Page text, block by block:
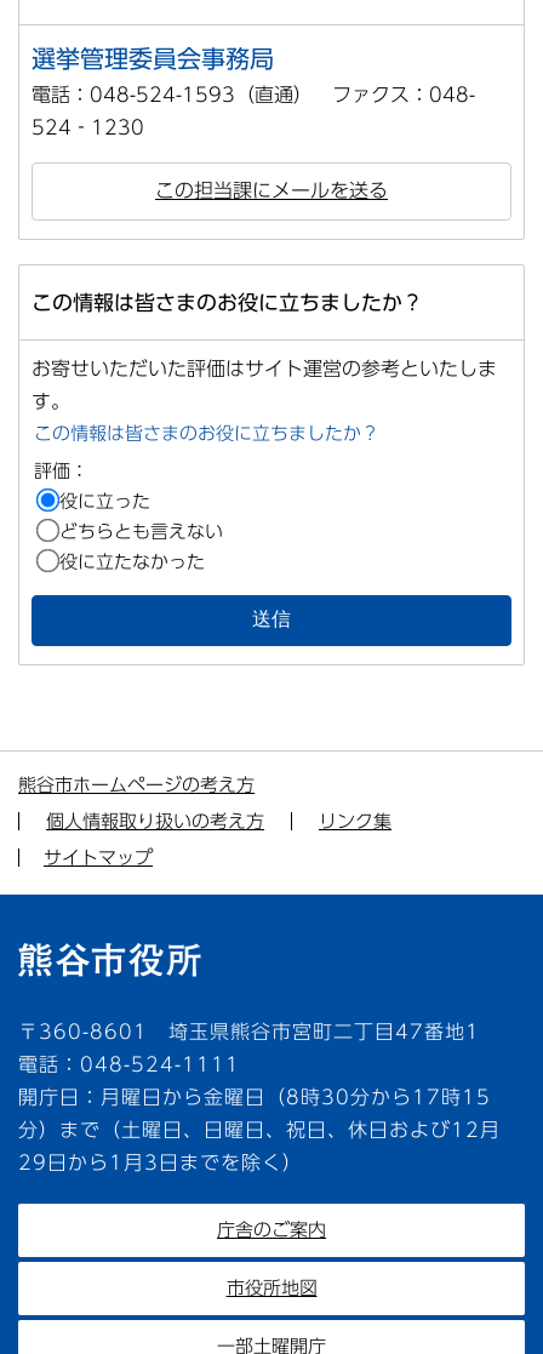
選挙管理委員会事務局
電話：048-524-1593（直通） ファクス：048-
524‐1230
この担当課にメールを送る
この情報は皆さまのお役に立ちましたか？
お寄せいただいた評価はサイト運営の参考といたしま
す。
この情報は皆さまのお役に立ちましたか？
評価：
役に立った
どちらとも言えない
役に立たなかった
熊谷市ホームページの考え方
個人情報取り扱いの考え方
リンク集
サイトマップ
〒360-8601 埼玉県熊谷市宮町二丁目47番地1
電話：048-524-1111
開庁日：月曜日から金曜日（8時30分から17時15
分）まで（土曜日、日曜日、祝日、休日および12月
29日から1月3日までを除く）
庁舎のご案内
市役所地図
一部土曜開庁